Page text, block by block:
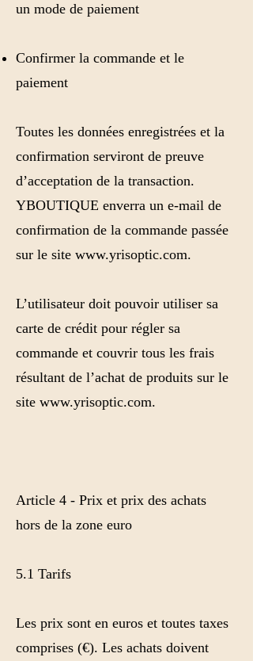
un mode de paiement
Confirmer la commande et le
paiement
Toutes les données enregistrées et la
confirmation serviront de preuve
d’acceptation de la transaction.
YBOUTIQUE enverra un e-mail de
confirmation de la commande passée
sur le site www.yrisoptic.com.
L’utilisateur doit pouvoir utiliser sa
carte de crédit pour régler sa
commande et couvrir tous les frais
résultant de l’achat de produits sur le
site www.yrisoptic.com.
Article 4 - Prix et prix des achats
hors de la zone euro
5.1 Tarifs
Les prix sont en euros et toutes taxes
comprises (€). Les achats doivent